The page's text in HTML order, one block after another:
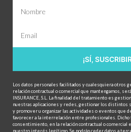
¡SÍ,
Los datos personales facilitados y cualesquiera otros
relación contractual o comercial que mantengamos,
INSURANCE, S.L. La finalidad del tratamiento es
nuestras aplicaciones y redes, gestionar los distintos
y promover u organizar las actividades o eventos que
favorecer a la interrelación entre profesionales. Dicho
consentimiento, en la relación contractual o
nuestro interés legítimo. Se podrán ceder datos a